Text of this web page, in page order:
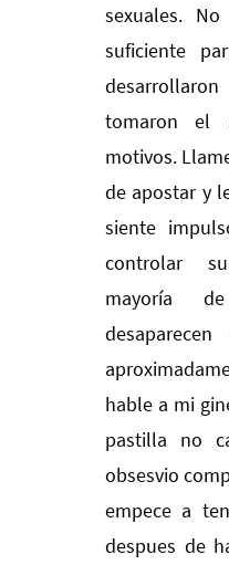
sexuales.
suficiente
tomaron el
motivos.
de apostar y
siente
controlar
mayoría
hable a mi
pastilla no
obsesvio
empece a
despues de